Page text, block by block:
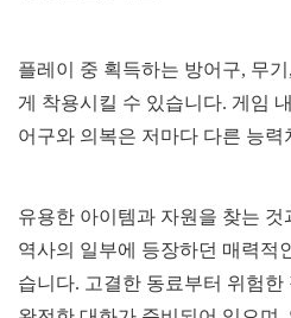
플레이 중 획득하는 방어구, 무
게 착용시킬 수 있습니다. 게임
어구와 의복은 저마다 다른 능
유용한 아이템과 자원을 찾는
역사의 일부에 등장하던 매력적
습니다. 고결한 동료부터 위험